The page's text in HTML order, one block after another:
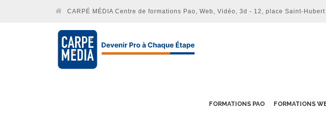
CARPÉ MÉDIA Centre de formations Pao, Web, Vidéo, 3d - 12, place Saint-
FORMATIONS PAO FORMATIONS